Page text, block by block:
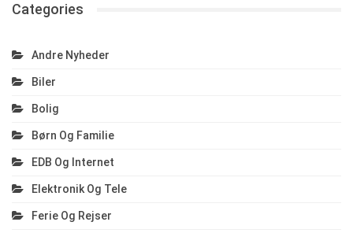
Categories
Andre Nyheder
Biler
Bolig
Børn Og Familie
EDB Og Internet
Elektronik Og Tele
Ferie Og Rejser